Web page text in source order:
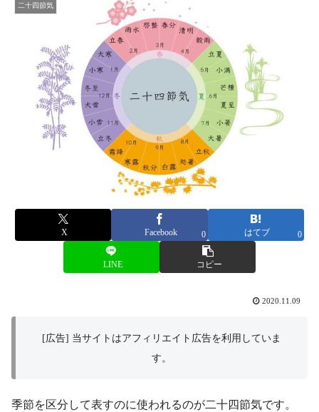
二十四節気
X Facebook 0 はてブ 0
LINE コピー
2020.11.09
[広告] 当サイトはアフィリエイト広告を利用していま
す。
季節を区分して表すのに使われるのが二十四節気です。